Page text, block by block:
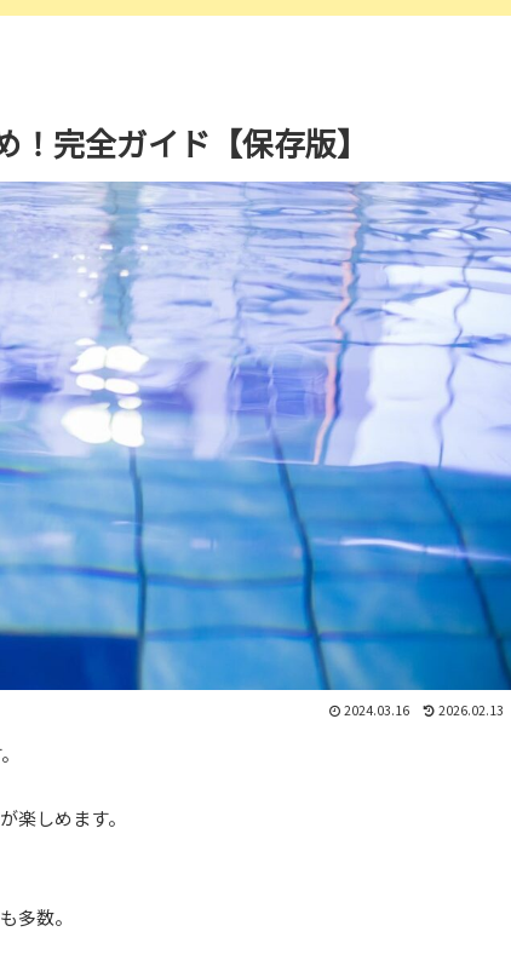
完全ガイド【保存版】
2024.03.16 2026.02.13
楽しめます。
多数。